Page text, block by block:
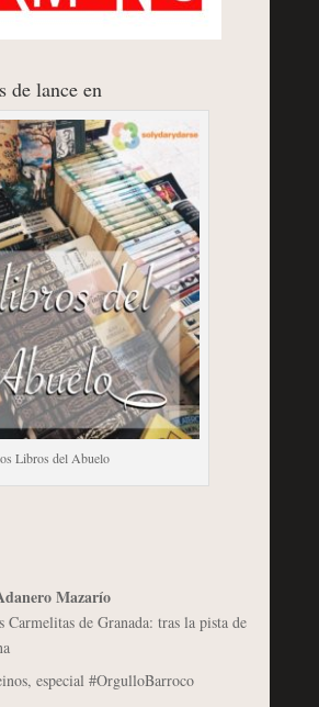
de lance en
Libros del Abuelo
Mazarío
Carmelitas de Granada: tras la pista de
especial #OrgulloBarroco